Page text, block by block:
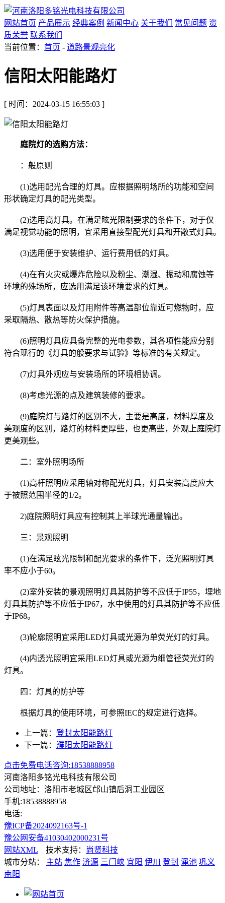
网站首页 产品展示 经典案例 新闻中心 关于我们 常见问题 资
质荣誉 联系我们
当前位置： 首页 - 道路景观亮化
信阳太阳能路灯
[ 时间：2024-03-15 16:55:03 ]
庭院灯的选购方法：
：般原则
(1)选用配光合理的灯具。应根据照明场所的功能和空间
形状确定灯具的配光类型。
(2)选用高灯具。在满足眩光限制要求的条件下，对于仅
满足视觉功能的照明，宜采用直接型配光灯具和开敞式灯具。
(3)选用便于安装维护、运行费用低的灯具。
(4)在有火灾或爆炸危险以及粉尘、潮湿、振动和腐蚀等
环境的殊场所，应选用满足该环境要求的灯具。
(5)灯具表面以及灯用附件等高温部位靠近可燃物时，应
采取隔热、散热等防火保护措施。
(6)照明灯具应具备完整的光电参数，其各项性能应分别
符合现行的《灯具的般要求与试验》等标准的有关规定。
(7)灯具外观应与安装场所的环境相协调。
(8)考虑光源的点及建筑装修的要求。
(9)庭院灯与路灯的区别不大，主要是高度，材料厚度及
美观度的区别，路灯的材料更厚些，也更高些，外观上庭院灯
更美观些。
二：室外照明场所
(1)高杆照明应采用轴对称配光灯具，灯具安装高度应大
于被照范围半径的1/2。
2)庭院照明灯具应有控制其上半球光通量输出。
三：景观照明
(1)在满足眩光限制和配光要求的条件下，泛光照明灯具
率不应小于60。
(2)室外安装的景观照明灯具其防护等不应低于IP55，埋地
灯具其防护等不应低于IP67，水中使用的灯具其防护等不应低
于IP68。
(3)轮廓照明宜采用LED灯具或光源为单荧光灯的灯具。
(4)内透光照明宜采用LED灯具或光源为细管径荧光灯的
灯具。
四：灯具的防护等
根据灯具的使用环境，可参照IEC的规定进行选择。
上一篇： 登封太阳能路灯
下一篇： 濮阳太阳能路灯
点击免费电话咨询:18538888958
河南洛阳多铭光电科技有限公司
公司地址：洛阳市老城区邙山镇后洞工业园区
手机:18538888958
电话:
豫ICP备2024092163号-1
豫公网安备41030402000231号
网站XML 技术支持：
尚贤科技
城市分站：
主站 焦作 济源 三门峡 宜阳 伊川 登封 渑池 巩义
南阳